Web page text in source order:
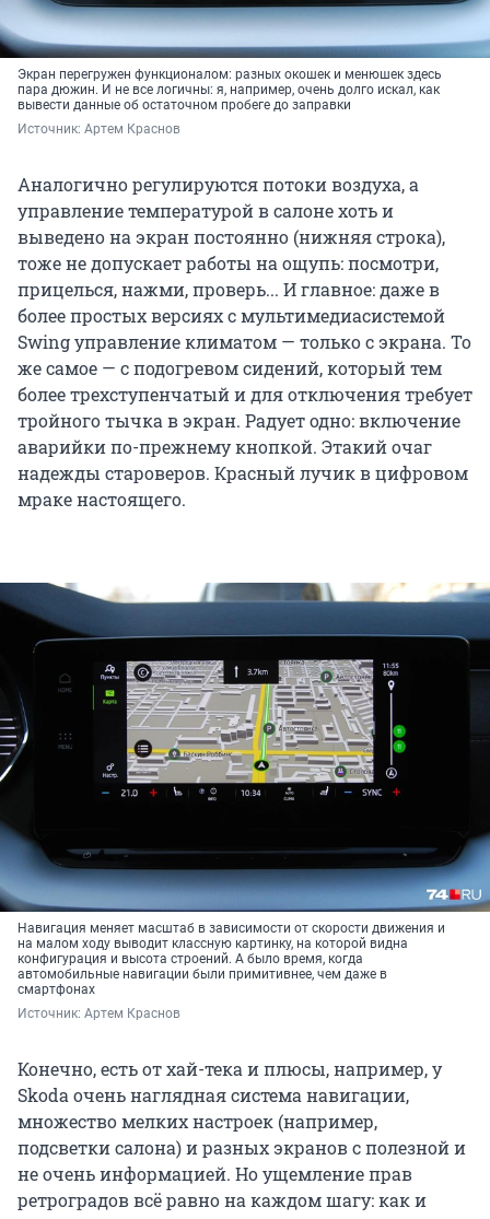
Экран перегружен функционалом: разных окошек и менюшек здесь
пара дюжин. И не все логичны: я, например, очень долго искал, как
вывести данные об остаточном пробеге до заправки
Источник: Артем Краснов
Аналогично регулируются потоки воздуха, а
управление температурой в салоне хоть и
выведено на экран постоянно (нижняя строка),
тоже не допускает работы на ощупь: посмотри,
прицелься, нажми, проверь... И главное: даже в
более простых версиях с мультимедиасистемой
Swing управление климатом — только с экрана. То
же самое — с подогревом сидений, который тем
более трехступенчатый и для отключения требует
тройного тычка в экран. Радует одно: включение
аварийки по-прежнему кнопкой. Этакий очаг
надежды староверов. Красный лучик в цифровом
мраке настоящего.
Навигация меняет масштаб в зависимости от скорости движения и
на малом ходу выводит классную картинку, на которой видна
конфигурация и высота строений. А было время, когда
автомобильные навигации были примитивнее, чем даже в
смартфонах
Источник: Артем Краснов
Конечно, есть от хай-тека и плюсы, например, у
Skoda очень наглядная система навигации,
множество мелких настроек (например,
подсветки салона) и разных экранов с полезной и
не очень информацией. Но ущемление прав
ретроградов всё равно на каждом шагу: как и